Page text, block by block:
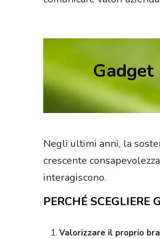
Gadget
Negli ultimi anni, la
crescente
interagiscono.
PERCHÉ SCEGLIERE
Valorizzare il proprio